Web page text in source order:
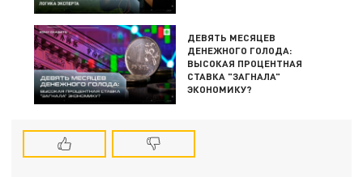
ДЕВЯТЬ МЕСЯЦЕВ
ДЕНЕЖНОГО ГОЛОДА:
ВЫСОКАЯ ПРОЦЕНТНАЯ
СТАВКА "ЗАГНАЛА"
ЭКОНОМИКУ?